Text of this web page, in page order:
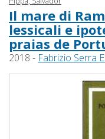
Il mare di
lessicali e
praias de
2018 - Fabrizio Serra